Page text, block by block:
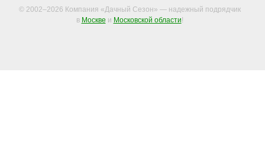
© 2002–2026 Компания «Дачный Сезон» — надежный подрядчик
в Москве и Московской области!